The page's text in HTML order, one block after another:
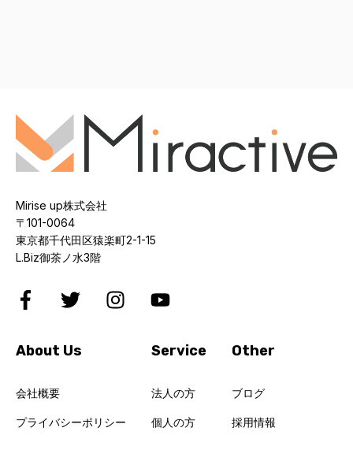
Mirise up株式会社
〒101-0064
東京都千代田区猿楽町2-1-15
L.Biz御茶ノ水3階
About Us
会社概要
プライバシーポリシー
Service
法人の方
個人の方
Other
ブログ
採用情報